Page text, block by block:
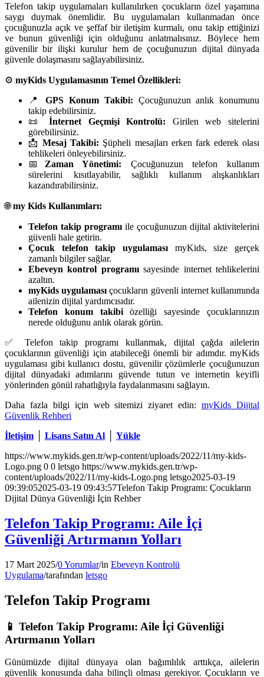
Telefon takip uygulamaları kullanılırken çocukların özel yaşamına
saygı duymak önemlidir. Bu uygulamaları kullanmadan önce
çocuğunuzla açık ve şeffaf bir iletişim kurmalı, onu takip ettiğinizi
ve bunun güvenliği için olduğunu anlatmalısınız. Böylece hem
güvenilir bir ilişki kurulur hem de çocuğunuzun dijital dünyada
güvenle dolaşmasını sağlayabilirsiniz.
⚙️ myKids Uygulamasının Temel Özellikleri:
📍GPS Konum Takibi: Çocuğunuzun anlık konumunu
takip edebilirsiniz.
📜İnternet Geçmişi Kontrolü: Girilen web sitelerini
görebilirsiniz.
📩Mesaj Takibi: Şüpheli mesajları erken fark ederek olası
tehlikeleri önleyebilirsiniz.
📅 Zaman Yönetimi: Çocuğunuzun telefon kullanım
sürelerini kısıtlayabilir, sağlıklı kullanım alışkanlıkları
kazandırabilirsiniz.
🌐my Kids Kullanımları:
Telefon takip programı ile çocuğunuzun dijital aktivitelerini
güvenli hale getirin.
Çocuk telefon takip uygulaması myKids, size gerçek
zamanlı bilgiler sağlar.
Ebeveyn kontrol programısayesinde internet tehlikelerini
azaltın.
myKids uygulaması çocukların güvenli internet kullanımında
ailenizin dijital yardımcısıdır.
Telefon konum takibiözelliği sayesinde çocuklarınızın
nerede olduğunu anlık olarak görün.
✅ Telefon takip programı kullanmak, dijital çağda ailelerin
çocuklarının güvenliği için atabileceği önemli bir adımdır. myKids
uygulaması gibi kullanıcı dostu, güvenilir çözümlerle çocuğunuzun
dijital dünyadaki adımlarını güvende tutun ve internetin keyifli
yönlerinden gönül rahatlığıyla faydalanmasını sağlayın.
Daha fazla bilgi için web sitemizi ziyaret edin:myKids Dijital
Güvenlik Rehberi
İletişim
Lisans Satın Al
Yükle
https://www.mykids.gen.tr/wp-content/uploads/2022/11/my-kids-
Logo.png 0 0 letsgo https://www.mykids.gen.tr/wp-
content/uploads/2022/11/my-kids-Logo.png letsgo2025-03-19
09:39:052025-03-19 09:43:57Telefon Takip Programı: Çocukların
Dijital Dünya Güvenliği İçin Rehber
Telefon Takip Programı: Aile İçi
Güvenliği Artırmanın Yolları
17 Mart 2025/0 Yorumlar/in Ebeveyn Kontrolü
Uygulama/tarafından letsgo
Telefon Takip Programı
📱 Telefon Takip Programı: Aile İçi Güvenliği
Artırmanın Yolları
Günümüzde dijital dünyaya olan bağımlılık arttıkça, ailelerin
güvenlik konusunda daha bilinçli olması gerekiyor. Çocukların ve